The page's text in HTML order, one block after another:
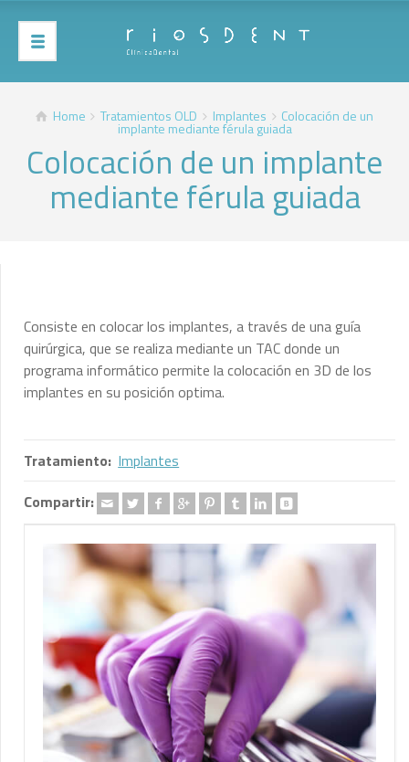
Home Tratamientos OLD Implantes Colocación de un
implante mediante férula guiada
Colocación de un implante
mediante férula guiada
Consiste en colocar los implantes, a través de una guía
quirúrgica, que se realiza mediante un TAC donde un
programa informático permite la colocación en 3D de los
implantes en su posición optima.
Tratamiento: Implantes
Compartir: